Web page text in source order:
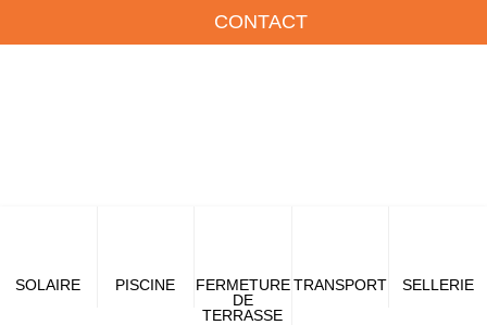
CONTACT
SOLAIRE PISCINE
FERMETURE
DE
TERRASSE
TRANSPORT SELLERIE